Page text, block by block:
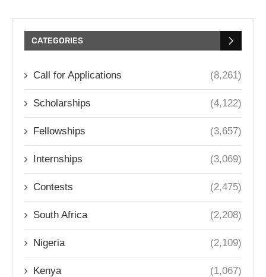
CATEGORIES
Call for Applications (8,261)
Scholarships (4,122)
Fellowships (3,657)
Internships (3,069)
Contests (2,475)
South Africa (2,208)
Nigeria (2,109)
Kenya (1,067)